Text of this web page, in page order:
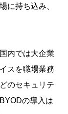
に持ち込み、
内では大企業
スを職場業務
のセキュリテ
の導入は